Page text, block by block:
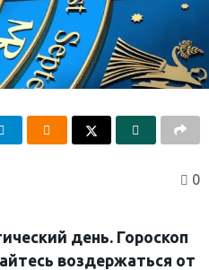
0
день. Гороскоп
воздержаться от